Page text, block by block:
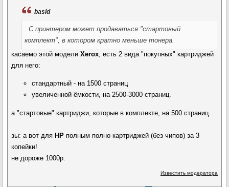
basid
. С принтером может продаваться "стартовый
комплект", в котором кратно меньше тонера.
касаемо этой моделиXerox, есть 2 вида "покупных" картриджей
для него:
стандартный - на 1500 страниц
увеличенной ёмкости, на 2500-3000 страниц.
а "стартовые" картриджи, которые в комплекте, на 500 страниц.
зы: а вот дляHP полным полно картриджей (без чипов) за 3
копейки!
не дороже 1000р.
Известить модератора